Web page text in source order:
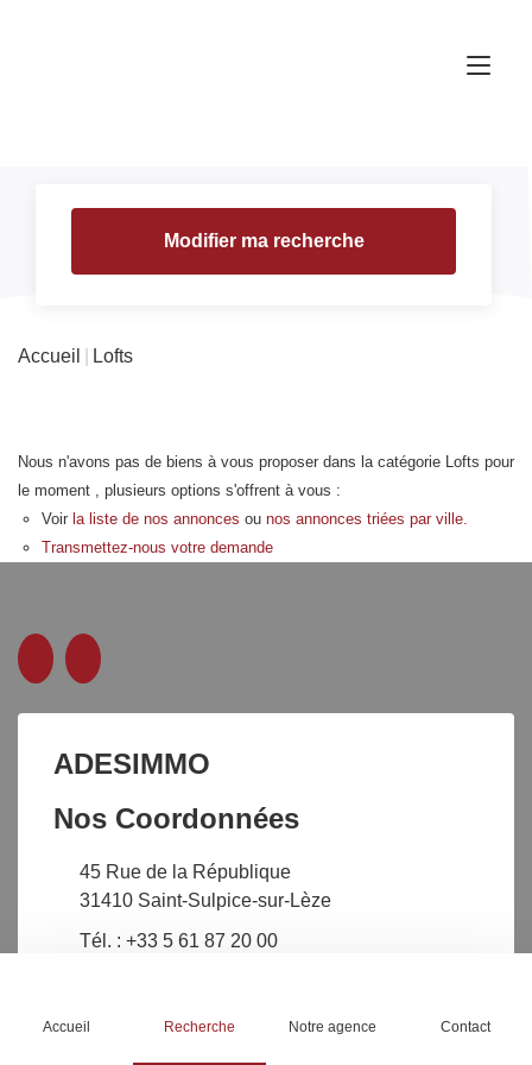
Accueil Recherche Notre agence Contact
Modifier ma recherche
Accueil Lofts
Nous n'avons pas de biens à vous proposer dans la catégorie Lofts pour
le moment , plusieurs options s'offrent à vous :
Voir la liste de nos annonces ou nos annonces triées par ville.
Transmettez-nous votre demande
ADESIMMO
Nos Coordonnées
45 Rue de la République
31410 Saint-Sulpice-sur-Lèze
Tél. : +33 5 61 87 20 00